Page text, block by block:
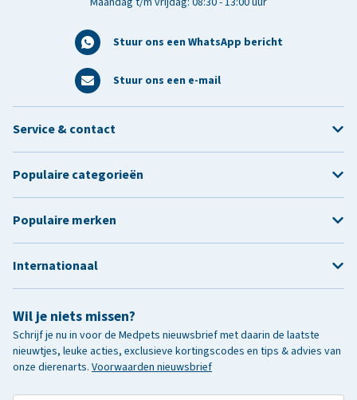
Stuur ons een WhatsApp bericht
Stuur ons een e-mail
Wil je niets missen?
Schrijf je nu in voor de Medpets nieuwsbrief met daarin de laatste
nieuwtjes, leuke acties, exclusieve kortingscodes en tips & advies van
onze dierenarts. Voorwaarden nieuwsbrief
Service & contact
Populaire categorieën
Populaire merken
Internationaal